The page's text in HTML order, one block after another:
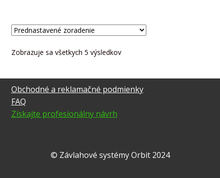
Zobrazuje sa všetkych 5 výsledkov
Obchodné a reklamačné podmienky
FAQ
Získajte profesionálny návrh
© Závlahové systémy Orbit 2024